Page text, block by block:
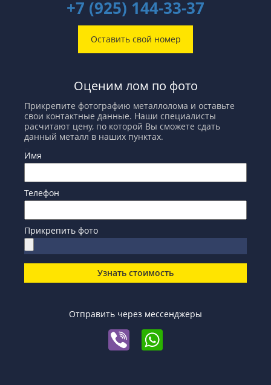
+7 (925) 144-33-37
Оставить свой номер
Оценим лом по фото
Прикрепите фотографию металлолома и оставьте
свои контактные данные. Наши специалисты
расчитают цену, по которой Вы сможете сдать
данный металл в наших пунктах.
Имя
Телефон
Прикрепить фото
Узнать стоимость
Отправить через мессенджеры